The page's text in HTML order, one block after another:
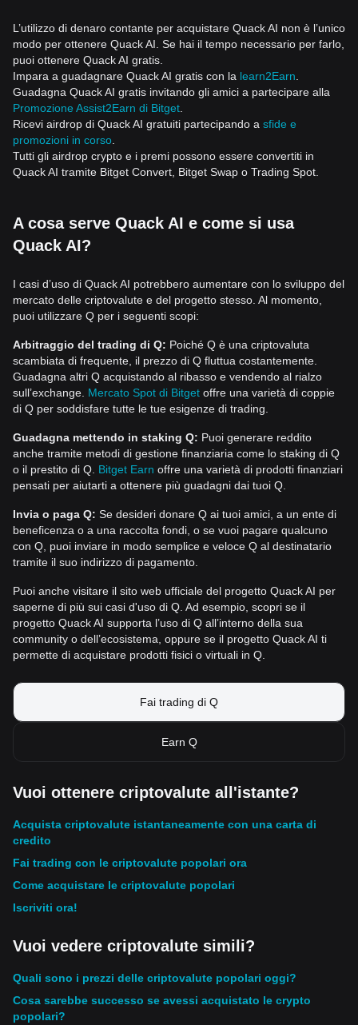
L’utilizzo di denaro contante per acquistare Quack AI non è l’unico
modo per ottenere Quack AI. Se hai il tempo necessario per farlo,
puoi ottenere Quack AI gratis.
Impara a guadagnare Quack AI gratis con la learn2Earn
Guadagna Quack AI gratis invitando gli amici a partecipare alla
Promozione Assist2Earn di Bitget
Ricevi airdrop di Quack AI gratuiti partecipando a sfide e
promozioni in corso
Tutti gli airdrop crypto e i premi possono essere convertiti in
Quack AI tramite Bitget Convert, Bitget Swap o Trading Spot.
A cosa serve Quack AI e come si usa
Quack AI?
I casi d’uso di Quack AI potrebbero aumentare con lo sviluppo del
mercato delle criptovalute e del progetto stesso. Al momento,
puoi utilizzare Q per i seguenti scopi:
Arbitraggio del trading di Q: Poiché Q è una criptovaluta
scambiata di frequente, il prezzo di Q fluttua costantemente.
Guadagna altri Q acquistando al ribasso e vendendo al rialzo
sull’exchange. Mercato Spot di Bitget offre una varietà di coppie
di Q per soddisfare tutte le tue esigenze di trading.
Guadagna mettendo in staking Q: Puoi generare reddito
anche tramite metodi di gestione finanziaria come lo staking di Q
o il prestito di Q. Bitget Earn offre una varietà di prodotti finanziari
pensati per aiutarti a ottenere più guadagni dai tuoi Q.
Invia o paga Q: Se desideri donare Q ai tuoi amici, a un ente di
beneficenza o a una raccolta fondi, o se vuoi pagare qualcuno
con Q, puoi inviare in modo semplice e veloce Q al destinatario
tramite il suo indirizzo di pagamento.
Puoi anche visitare il sito web ufficiale del progetto Quack AI per
saperne di più sui casi d'uso di Q. Ad esempio, scopri se il
progetto Quack AI supporta l’uso di Q all’interno della sua
community o dell’ecosistema, oppure se il progetto Quack AI ti
permette di acquistare prodotti fisici o virtuali in Q.
Fai trading di Q
Earn Q
Vuoi ottenere criptovalute all'istante?
Acquista criptovalute istantaneamente con una carta di
credito
Fai trading con le criptovalute popolari ora
Come acquistare le criptovalute popolari
Iscriviti ora!
Vuoi vedere criptovalute simili?
Quali sono i prezzi delle criptovalute popolari oggi?
Cosa sarebbe successo se avessi acquistato le crypto
popolari?